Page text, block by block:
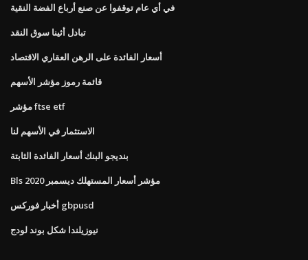
في أي عام توقفوا عن صنع أرباع الفضة النقية
تبادل أثينا سوق النقد
أسعار الفائدة على الرهن العقاري الاقتصاد
قائمة رموز مؤشر الأسهم
مؤشر ftse etf
الاستثمار في الأسهم لنا
بنديجو البنك أسعار الفائدة الثابتة
Bls مؤشر أسعار المستهلك ديسمبر 2020
أخبار فوركس gbpusd
نيوزيلندا شكل بوند لودج